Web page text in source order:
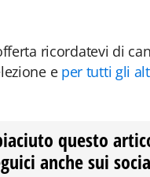
ricordatevi di
e per tutti gli
questo
anche sui